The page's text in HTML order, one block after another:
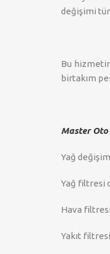
değişimi
Bu
birtakım
Master
Yağ
Yağ filtresi
Hava
Yakıt